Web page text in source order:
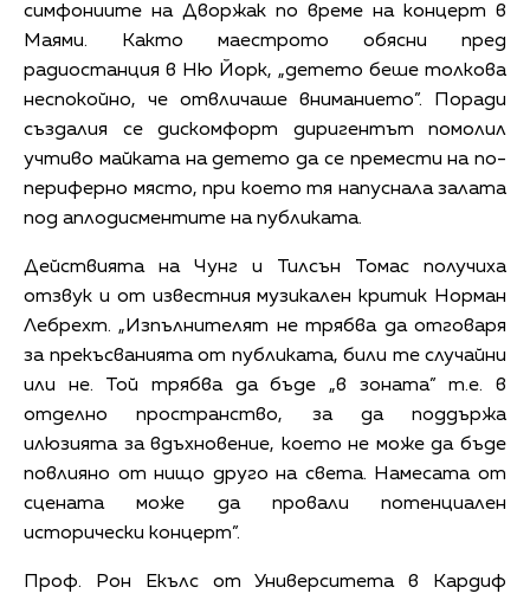
симфониите на Дворжак по време на концерт в
Маями. Както маестрото обясни пред
радиостанция в Ню Йорк, „детето беше толкова
неспокойно, че отвличаше вниманието”. Поради
създалия се дискомфорт диригентът помолил
учтиво майката на детето да се премести на по-
периферно място, при което тя напуснала залата
под аплодисментите на публиката.
Действията на Чунг и Тилсън Томас получиха
отзвук и от известния музикален критик Норман
Лебрехт. „Изпълнителят не трябва да отговаря
за прекъсванията от публиката, били те случайни
или не. Той трябва да бъде „в зоната” т.е. в
отделно пространство, за да поддържа
илюзията за вдъхновение, което не може да бъде
повлияно от нищо друго на света. Намесата от
сцената може да провали потенциален
исторически концерт”.
Проф. Рон Екълс от Университета в Кардиф